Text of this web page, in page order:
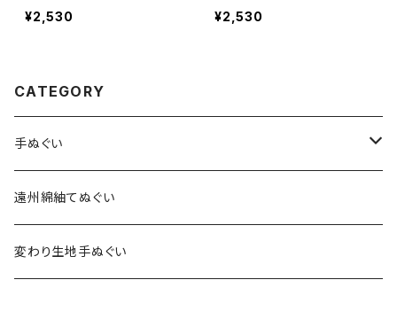
日本製 縞 ボーダー
¥2,530
綿紬 日本製 縞 ボーダー
¥2,530
CATEGORY
手ぬぐい
特岡生地
総理生地
遠州綿紬てぬぐい
変わり生地手ぬぐい